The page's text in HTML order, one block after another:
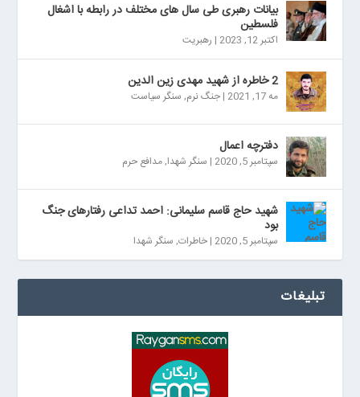
بیانات رهبری طی سال های مختلف در رابطه با اشغال
فلسطین
اکتبر 12, 2023 | رهبریت
2 خاطره از شهید مهدی زین الدین
مه 17, 2021 |جنگ نرم, سنگر سیاست
دفترچه اعمال
سپتامبر 5, 2020 | سنگر شهدا,مدافع حرم
شهید حاج قاسم سلیمانی: احمد تداعی رفتارهای جنگ
بود
سپتامبر 5, 2020 |خاطرات, سنگر شهدا
تبلیغات